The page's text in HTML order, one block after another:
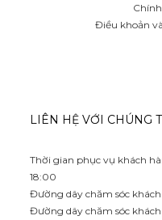
Điều khoản
LIÊN HỆ VỚI CHÚNG
Thời gian phục vụ khách
18:00
Đường dây chăm sóc khách
Đường dây chăm sóc khách